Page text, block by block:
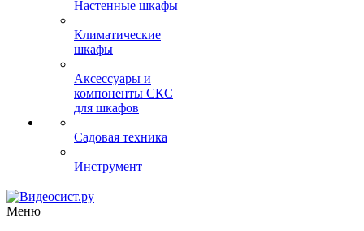
Настенные шкафы
Климатические
шкафы
Аксессуары и
компоненты СКС
для шкафов
Садовая техника
Инструмент
Меню